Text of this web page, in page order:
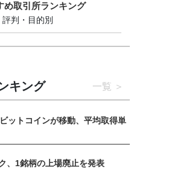
め取引所ランキング
判・目的別
キング 一覧
ットコインが移動、平均取得単
、1銘柄の上場廃止を発表